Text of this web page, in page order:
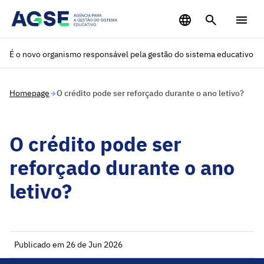
É o novo organismo responsável pela gestão do sistema educativo
Homepage O crédito pode ser reforçado durante o ano letivo?
O crédito pode ser
reforçado durante o ano
letivo?
Publicado em 26 de Jun 2026